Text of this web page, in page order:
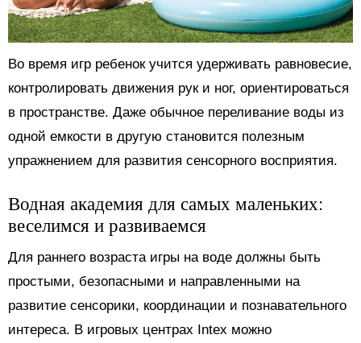
Во время игр ребенок учится удерживать равновесие,
контролировать движения рук и ног, ориентироваться
в пространстве. Даже обычное переливание воды из
одной емкости в другую становится полезным
упражнением для развития сенсорного восприятия.
Водная академия для самых маленьких:
веселимся и развиваемся
Для раннего возраста игры на воде должны быть
простыми, безопасными и направленными на
развитие сенсорики, координации и познавательного
интереса. В игровых центрах Intex можно